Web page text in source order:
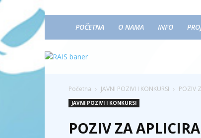
POČETNA O NAMA INFO
Početna JAVNI POZIVI I KONKURSI POZIV
JAVNI POZIVI I KONKURSI
POZIV ZA